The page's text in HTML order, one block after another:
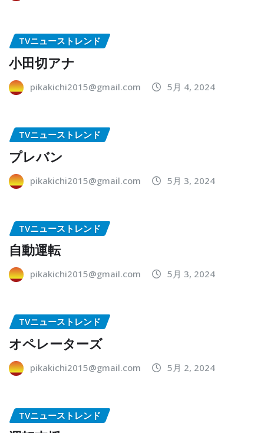
TVニューストレンド
小田切アナ
pikakichi2015@gmail.com 5月 4, 2024
TVニューストレンド
プレバン
pikakichi2015@gmail.com 5月 3, 2024
TVニューストレンド
自動運転
pikakichi2015@gmail.com 5月 3, 2024
TVニューストレンド
オペレーターズ
pikakichi2015@gmail.com 5月 2, 2024
TVニューストレンド